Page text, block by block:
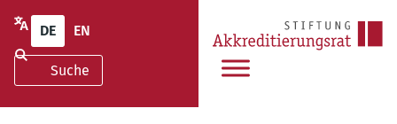
DE EN